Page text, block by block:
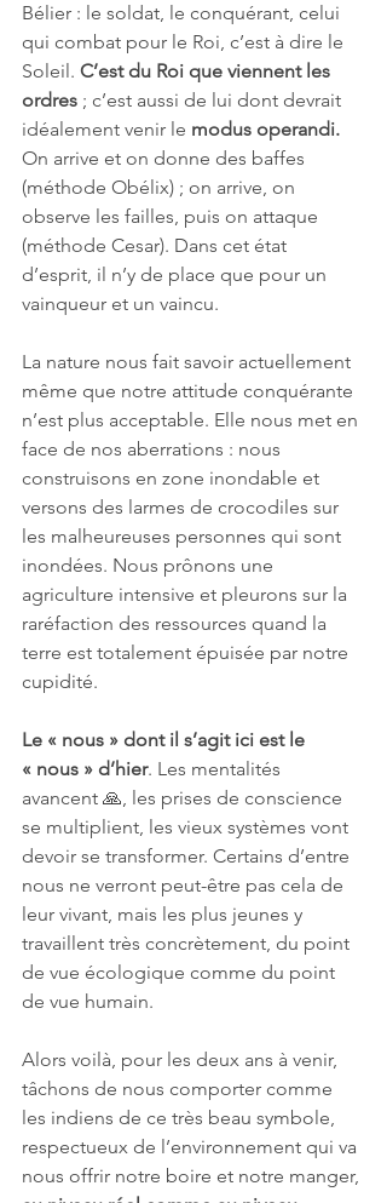
Bélier : le soldat, le conquérant, celui
qui combat pour le Roi, c’est à dire le
Soleil. C’est du Roi que viennent les
ordres ; c’est aussi de lui dont devrait
idéalement venir le modus operandi.
On arrive et on donne des baffes
(méthode Obélix) ; on arrive, on
observe les failles, puis on attaque
(méthode Cesar). Dans cet état
d’esprit, il n’y de place que pour un
vainqueur et un vaincu.
La nature nous fait savoir actuellement
même que notre attitude conquérante
n’est plus acceptable. Elle nous met en
face de nos aberrations : nous
construisons en zone inondable et
versons des larmes de crocodiles sur
les malheureuses personnes qui sont
inondées. Nous prônons une
agriculture intensive et pleurons sur la
raréfaction des ressources quand la
terre est totalement épuisée par notre
cupidité.
Le « nous » dont il s’agit ici est le
« nous » d’hier. Les mentalités
avancent 🙏, les prises de conscience
se multiplient, les vieux systèmes vont
devoir se transformer. Certains d’entre
nous ne verront peut-être pas cela de
leur vivant, mais les plus jeunes y
travaillent très concrètement, du point
de vue écologique comme du point
de vue humain.
Alors voilà, pour les deux ans à venir,
tâchons de nous comporter comme
les indiens de ce très beau symbole,
respectueux de l’environnement qui va
nous offrir notre boire et notre manger,